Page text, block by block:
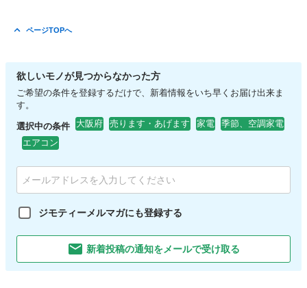
ページTOPへ
欲しいモノが見つからなかった方
ご希望の条件を登録するだけで、新着情報をいち早くお届け出来ま
す。
選択中の条件 大阪府 売ります・あげます 家電
季節、空調家電
エアコン
ジモティーメルマガにも登録する
新着投稿の通知をメールで受け取る